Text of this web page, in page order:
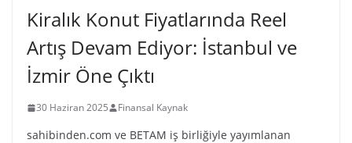
Kiralık Konut Fiyatlarında Reel
Artış Devam Ediyor: İstanbul ve
İzmir Öne Çıktı
30 Haziran 2025 Finansal Kaynak
sahibinden.com ve BETAM iş birliğiyle yayımlanan